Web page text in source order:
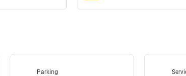
Parking